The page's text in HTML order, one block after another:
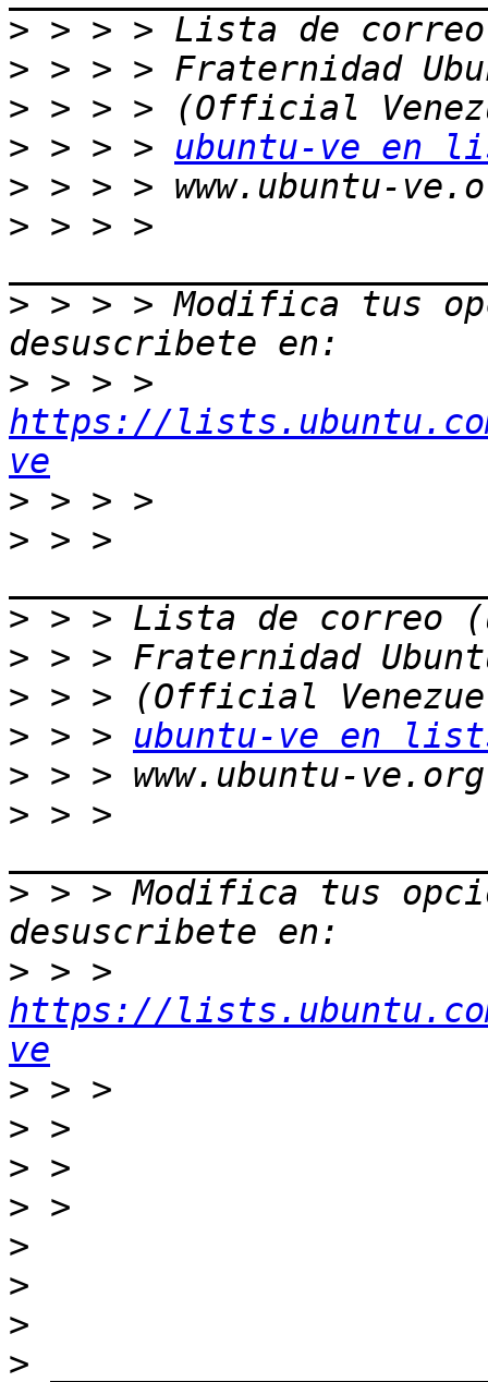
>
>
>
> > > > ubuntu-ve en
>
> > > >
> > > > Modifica tus
>
https://
ve
>
> > >
>
>
>
> > > ubuntu-ve en
>
> > >
> > > Modifica tus
>
https://
ve
>
>
>
>
>
>
>
>